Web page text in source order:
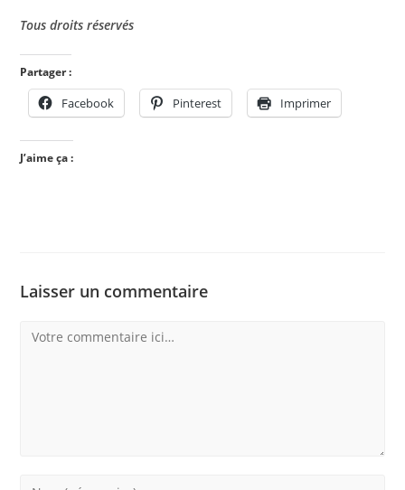
Tous droits réservés
Partager :
Facebook Pinterest Imprimer
J’aime ça :
Laisser un commentaire
Comment
Enter